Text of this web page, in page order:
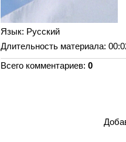
Язык: Русский
Длительность материала:
Всего комментариев: 0